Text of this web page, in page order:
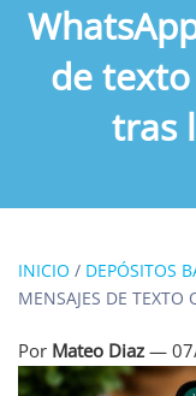
de
tras
INICIO / DEPÓSITOS
MENSAJES DE TEXTO
Por Mateo Diaz —